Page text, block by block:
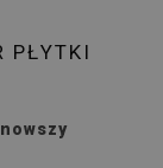
PŁYTKI